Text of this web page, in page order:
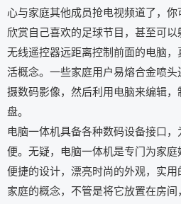
心与家庭其他成员抢电视频道了，你
欣赏自己喜欢的足球节目，甚至可
无线遥控器远距离控制前面的电脑
活概念。一些家庭用户易熔合金喷
摄数码影像，然后利用电脑来编辑
盘。
电脑一体机具备各种数码设备接口
便。无疑，电脑一体机是专门为家
便捷的设计，漂亮时尚的外观，实
家庭的概念，不管是将它放置在房